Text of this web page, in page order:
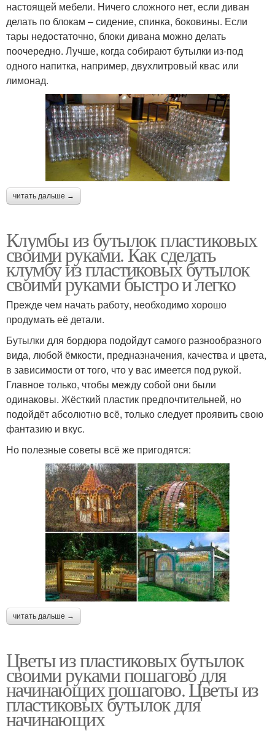
настоящей мебели. Ничего сложного нет, если диван
делать по блокам – сидение, спинка, боковины. Если
тары недостаточно, блоки дивана можно делать
поочередно. Лучше, когда собирают бутылки из-под
одного напитка, например, двухлитровый квас или
лимонад.
читать дальше →
Клумбы из бутылок пластиковых
своими руками. Как сделать
клумбу из пластиковых бутылок
своими руками быстро и легко
Прежде чем начать работу, необходимо хорошо
продумать её детали.
Бутылки для бордюра подойдут самого разнообразного
вида, любой ёмкости, предназначения, качества и цвета,
в зависимости от того, что у вас имеется под рукой.
Главное только, чтобы между собой они были
одинаковы. Жёсткий пластик предпочтительней, но
подойдёт абсолютно всё, только следует проявить свою
фантазию и вкус.
Но полезные советы всё же пригодятся:
читать дальше →
Цветы из пластиковых бутылок
своими руками пошагово для
начинающих пошагово. Цветы из
пластиковых бутылок для
начинающих